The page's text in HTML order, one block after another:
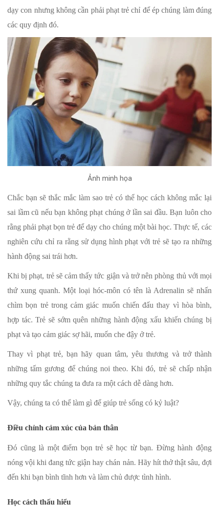
dạy con nhưng không cần phải phạt trẻ chỉ để ép chúng làm đúng
các quy định đó.
Ảnh minh họa
Chắc bạn sẽ thắc mắc làm sao trẻ có thể học cách không mắc lại
sai lầm cũ nếu bạn không phạt chúng ở lần sai đầu. Bạn luôn cho
rằng phải phạt bọn trẻ để dạy cho chúng một bài học. Thực tế, các
nghiên cứu chỉ ra rằng sử dụng hình phạt với trẻ sẽ tạo ra những
hành động sai trái hơn.
Khi bị phạt, trẻ sẽ cảm thấy tức giận và trở nên phòng thủ với mọi
thứ xung quanh. Một loại hóc-môn có tên là Adrenalin sẽ nhấn
chìm bọn trẻ trong cảm giác muốn chiến đấu thay vì hòa bình,
hợp tác. Trẻ sẽ sớm quên những hành động xấu khiến chúng bị
phạt và tạo cảm giác sợ hãi, muốn che đậy ở trẻ.
Thay vì phạt trẻ, bạn hãy quan tâm, yêu thương và trở thành
những tấm gương để chúng noi theo. Khi đó, trẻ sẽ chấp nhận
những quy tắc chúng ta đưa ra một cách dễ dàng hơn.
Vậy, chúng ta có thể làm gì để giúp trẻ sống có kỷ luật?
Điều chỉnh cảm xúc của bản thân
Đó cũng là một điểm bọn trẻ sẽ học từ bạn. Đừng hành động
nóng vội khi đang tức giận hay chán nản. Hãy hít thở thật sâu, đợi
đến khi bạn bình tĩnh hơn và làm chủ được tình hình.
Học cách thấu hiểu